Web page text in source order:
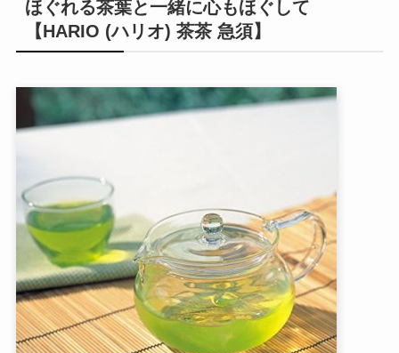
ほぐれる茶葉と一緒に心もほぐして
【HARIO (ハリオ) 茶茶 急須】